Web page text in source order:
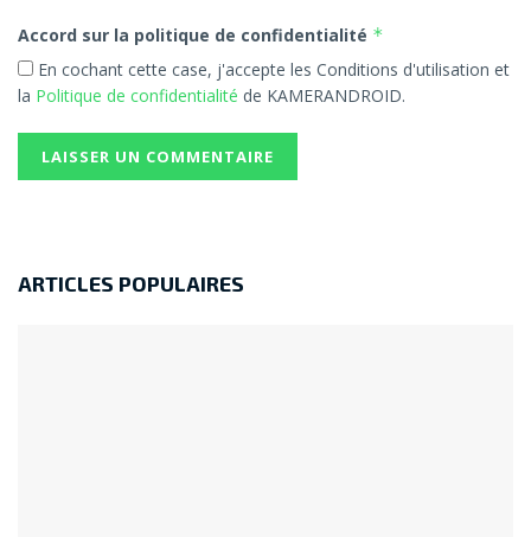
Accord sur la politique de confidentialité *
En cochant cette case, j'accepte les Conditions d'utilisation et
la Politique de confidentialité de KAMERANDROID.
ARTICLES POPULAIRES